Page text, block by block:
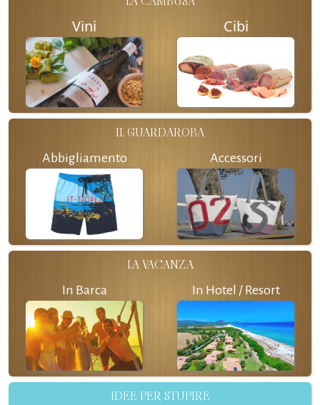
Vini Cibi
IL GUARDAROBA
Abbigliamento Accessori
LA VACANZA
In Barca In Hotel / Resort
IDEE PER STUPIRE